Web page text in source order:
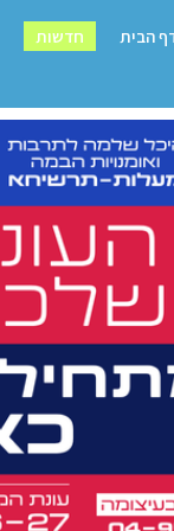
הבית חדשות